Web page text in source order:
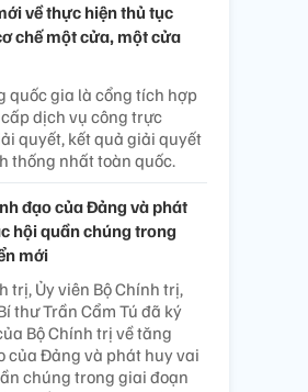
về thực hiện thủ tục
chế một cửa, một cửa
quốc gia là cổng tích hợp
dịch vụ công trực
quyết, kết quả giải quyết
thống nhất toàn quốc.
đạo của Đảng và phát
hội quần chúng trong
mới
trị, Ủy viên Bộ Chính trị,
thư Trần Cẩm Tú đã ký
Bộ Chính trị về tăng
của Đảng và phát huy vai
chúng trong giai đoạn